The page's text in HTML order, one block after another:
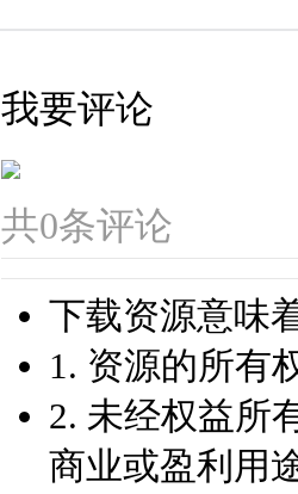
我要评论
共0条评论
下载资源意味
1. 资源的所有
2. 未经权益所
商业或盈利用